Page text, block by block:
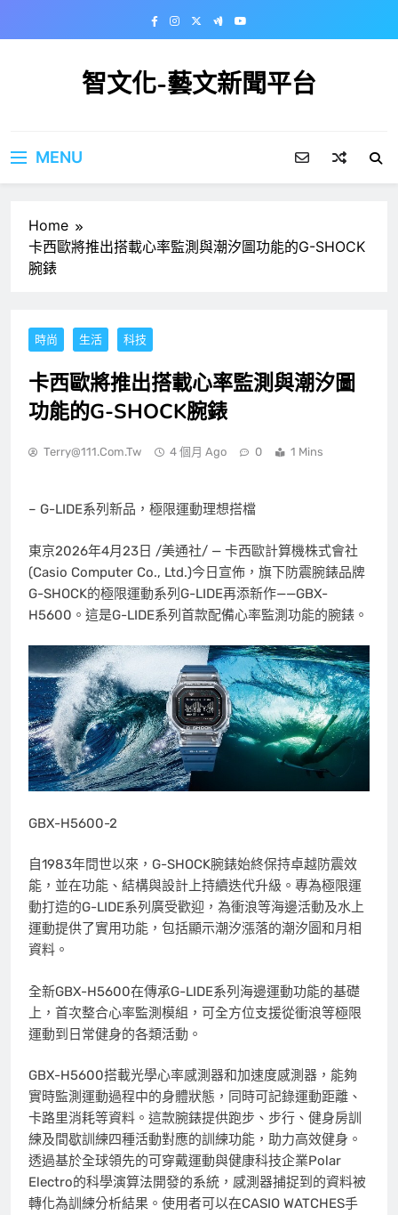
智文化-藝文新聞平台
MENU
Home
卡西歐將推出搭載心率監測與潮汐圖功能的G-SHOCK
腕錶
時尚 生活 科技
卡西歐將推出搭載心率監測與潮汐圖
功能的G-SHOCK腕錶
Terry@111.com.tw 4 個月 Ago 0 1 Mins
– G-LIDE系列新品，極限運動理想搭檔
東京2026年4月23日 /美通社/ — 卡西歐計算機株式會社
(Casio Computer Co., Ltd.)今日宣佈，旗下防震腕錶品牌
G-SHOCK的極限運動系列G-LIDE再添新作——GBX-
H5600。這是G-LIDE系列首款配備心率監測功能的腕錶。
GBX-H5600-2
自1983年問世以來，G-SHOCK腕錶始終保持卓越防震效
能，並在功能、結構與設計上持續迭代升級。專為極限運
動打造的G-LIDE系列廣受歡迎，為衝浪等海邊活動及水上
運動提供了實用功能，包括顯示潮汐漲落的潮汐圖和月相
資料。
全新GBX-H5600在傳承G-LIDE系列海邊運動功能的基礎
上，首次整合心率監測模組，可全方位支援從衝浪等極限
運動到日常健身的各類活動。
GBX-H5600搭載光學心率感測器和加速度感測器，能夠
實時監測運動過程中的身體狀態，同時可記錄運動距離、
卡路里消耗等資料。這款腕錶提供跑步、步行、健身房訓
練及間歇訓練四種活動對應的訓練功能，助力高效健身。
透過基於全球領先的可穿戴運動與健康科技企業Polar
Electro的科學演算法開發的系統，感測器捕捉到的資料被
轉化為訓練分析結果。使用者可以在CASIO WATCHES手